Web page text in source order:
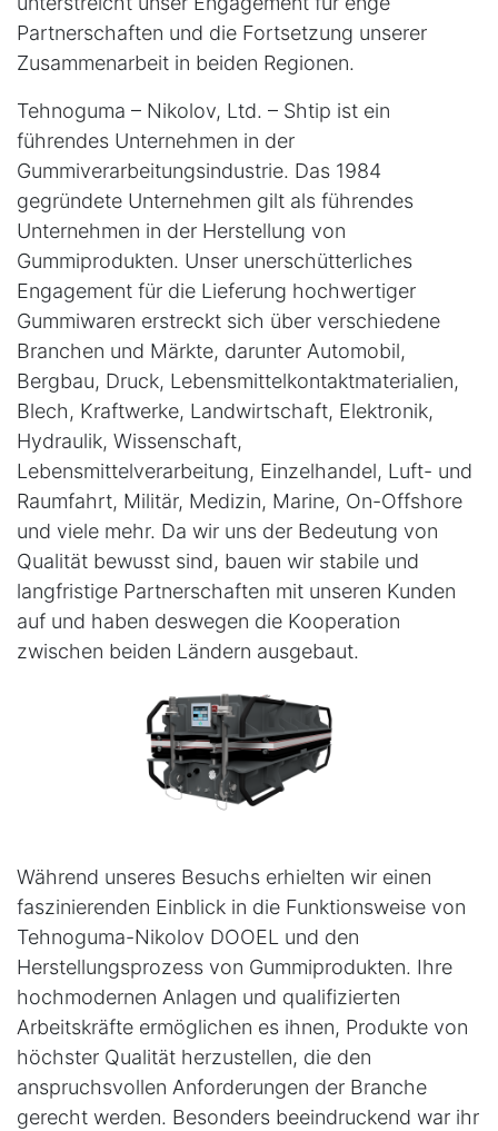
Partnerschaften und die Fortsetzung unserer
Zusammenarbeit in beiden Regionen.
Tehnoguma – Nikolov, Ltd. – Shtip ist ein
führendes Unternehmen in der
Gummiverarbeitungsindustrie. Das 1984
gegründete Unternehmen gilt als führendes
Unternehmen in der Herstellung von
Gummiprodukten. Unser unerschütterliches
Engagement für die Lieferung hochwertiger
Gummiwaren erstreckt sich über verschiedene
Branchen und Märkte, darunter Automobil,
Bergbau, Druck, Lebensmittelkontaktmaterialien,
Blech, Kraftwerke, Landwirtschaft, Elektronik,
Hydraulik, Wissenschaft,
Lebensmittelverarbeitung, Einzelhandel, Luft- und
Raumfahrt, Militär, Medizin, Marine, On-Offshore
und viele mehr. Da wir uns der Bedeutung von
Qualität bewusst sind, bauen wir stabile und
langfristige Partnerschaften mit unseren Kunden
auf und haben deswegen die Kooperation
zwischen beiden Ländern ausgebaut.
Während unseres Besuchs erhielten wir einen
faszinierenden Einblick in die Funktionsweise von
Tehnoguma-Nikolov DOOEL und den
Herstellungsprozess von Gummiprodukten. Ihre
hochmodernen Anlagen und qualifizierten
Arbeitskräfte ermöglichen es ihnen, Produkte von
höchster Qualität herzustellen, die den
anspruchsvollen Anforderungen der Branche
gerecht werden. Besonders beeindruckend war ihr